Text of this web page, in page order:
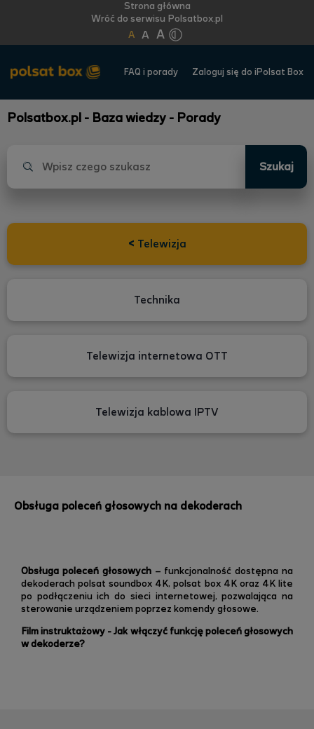
Strona główna
Wróć do serwisu Polsatbox.pl
A A A
FAQ i porady Zaloguj się do iPolsat Box
Polsatbox.pl - Baza wiedzy - Porady
Szukaj
< Telewizja
Technika
Telewizja internetowa OTT
Telewizja kablowa IPTV
Obsługa poleceń głosowych na dekoderach
Obsługa poleceń głosowych– funkcjonalność dostępna na
dekoderach polsat soundbox 4K, polsat box 4K oraz 4K lite
po podłączeniu ich do sieci internetowej, pozwalająca na
sterowanie urządzeniem poprzez komendy głosowe.
Film instruktażowy -Jak włączyć funkcję poleceń głosowych
w dekoderze?